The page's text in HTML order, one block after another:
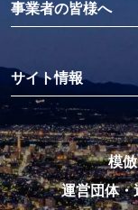
事業者の皆様へ
サイト情報
模
運営団体・